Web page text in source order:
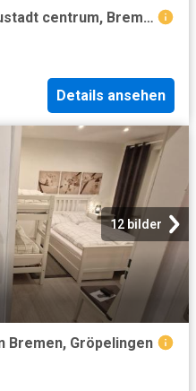
Neat and lovely suite in Neustadt centrum, Bremen Amsterdam Apartments for Rent
Details ansehen
12 bilder
Bremen, Gröpelingen